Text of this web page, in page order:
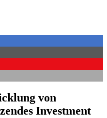
von
Investment